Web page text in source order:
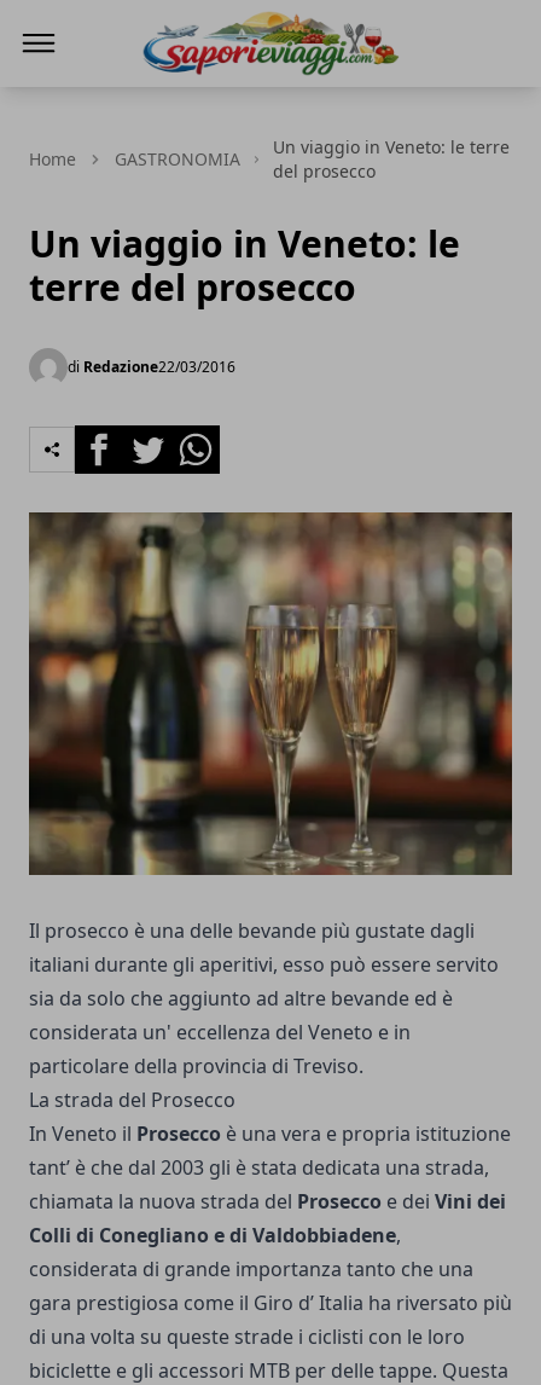
Home GASTRONOMIA
Un viaggio in Veneto: le terre
del prosecco
Un viaggio in Veneto: le
terre del prosecco
di Redazione22/03/2016
FacebookTwitterWhatsapp
Il prosecco è una delle bevande più gustate dagli
italiani durante gli aperitivi, esso può essere servito
sia da solo che aggiunto ad altre bevande ed è
considerata un' eccellenza del Veneto e in
particolare della provincia di Treviso.
La strada del Prosecco
In Veneto il Prosecco è una vera e propria istituzione
tant’ è che dal 2003 gli è stata dedicata una strada,
chiamata la nuova strada del Prosecco e dei Vini dei
Colli di Conegliano e di Valdobbiadene,
considerata di grande importanza tanto che una
gara prestigiosa come il Giro d’ Italia ha riversato più
di una volta su queste strade i ciclisti con le loro
biciclette e gli accessori MTB per delle tappe. Questa